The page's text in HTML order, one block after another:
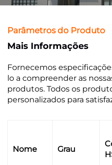
Parâmetros do Produto
Mais Informações
Fornecemos
lo a compreender as
produtos. Todos os
personalizados para
Nome Grau